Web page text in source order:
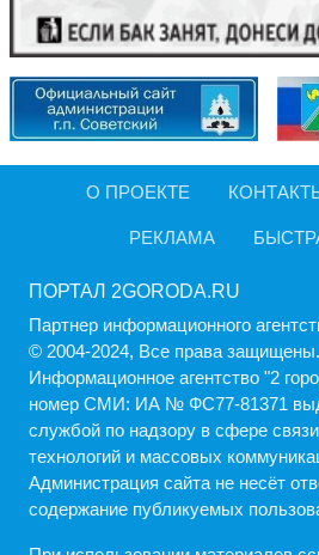
О ПРОЕКТЕ
РЕКЛАМА
ПОРТАЛ 2GORODA.RU
Партнер информационного
© 2004-2024, Все права защищены.
Информационное агентство "2
номер СМИ: ИА № ФС77-81371
службой по надзору в сфере
технологий и массовых
Администрация cайта не несёт
содержание публикуемых